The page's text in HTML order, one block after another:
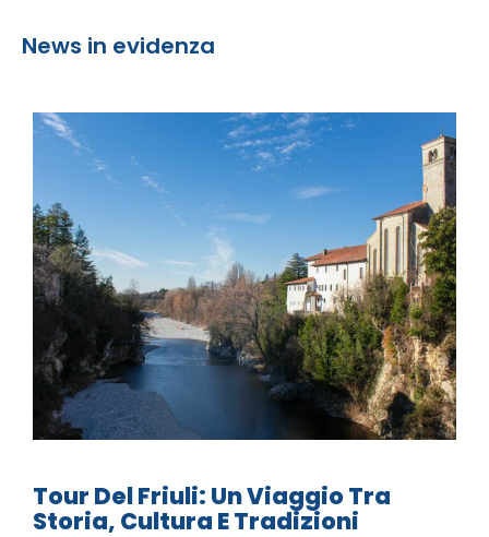
News in evidenza
Tour Del Friuli: Un Viaggio Tra
Storia, Cultura E Tradizioni